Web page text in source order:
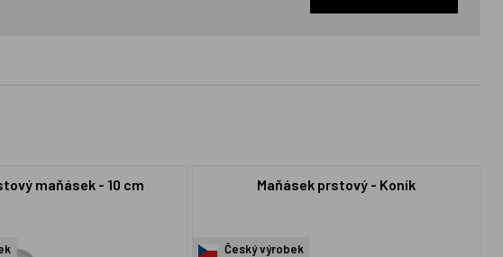
maňásek - 10 cm Maňásek prstový - Koník
Český výrobek